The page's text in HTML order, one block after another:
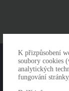
O
K přizpůsobení
soubory cookies
analytických
fungování